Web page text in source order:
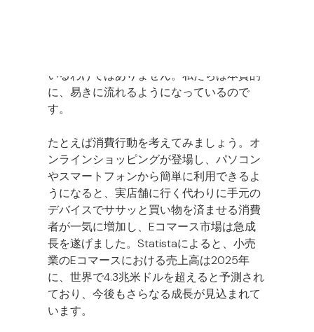
いるわけではありません。私たちは本質的
に、易きに流れるようになっているので
す。
たとえば消費行動を考えてみましょう。オ
ンラインショッピングが登場し、パソコン
やスマートフォンから簡単に利用できるよ
うになると、実店舗に行く代わりに手元の
デバイスでササッと買い物を済ませる消費
者が一気に増加し、Eコマース市場は急成
長を遂げました。Statistaによると、小売
業のEコマースにおける売上高は2025年
に、世界で4.3兆米ドルを超えると予測され
ており、今後もさらなる成長が見込まれて
います。